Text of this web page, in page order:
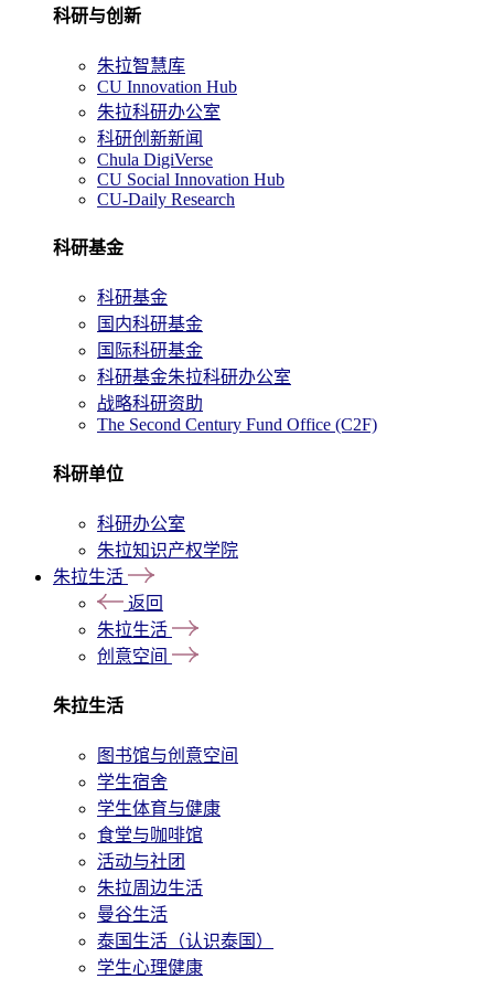
科研与创新
朱拉智慧库
CU Innovation Hub
朱拉科研办公室
科研创新新闻
Chula DigiVerse
CU Social Innovation Hub
CU-Daily Research
科研基金
科研基金
国内科研基金
国际科研基金
科研基金朱拉科研办公室
战略科研资助
The Second Century Fund Office (C2F)
科研单位
科研办公室
朱拉知识产权学院
朱拉生活
返回
朱拉生活
创意空间
朱拉生活
图书馆与创意空间
学生宿舍
学生体育与健康
食堂与咖啡馆
活动与社团
朱拉周边生活
曼谷生活
泰国生活（认识泰国）
学生心理健康